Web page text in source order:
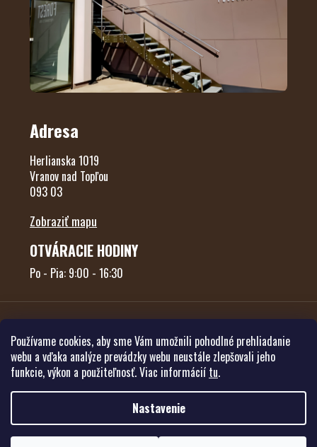
Používame cookies, aby sme Vám umožnili pohodlné prehliadanie
webu a vďaka analýze prevádzky webu neustále zlepšovali jeho
funkcie, výkon a použiteľnosť. Viac informácií tu.
Nastavenie
Adresa
Herlianska 1019
Vranov nad Topľou
093 03
Zobraziť mapu
OTVÁRACIE HODINY
Po - Pia: 9:00 - 16:30
Poľovníctvo Forest